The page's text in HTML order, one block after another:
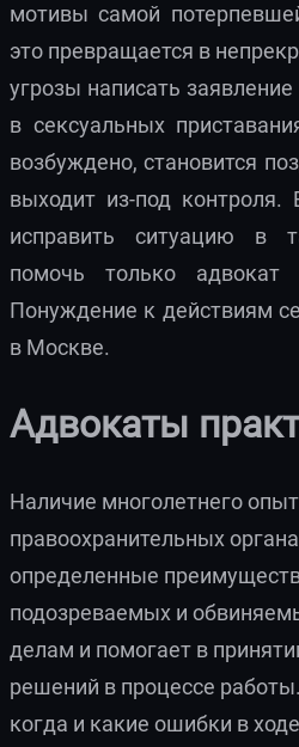
мотивы самой
это превращается в
угрозы написать
в сексуальных
возбуждено, становится
выходит из-под контроля.
исправить ситуацию в
помочь только
Понуждение к действиям
в Москве.
Адвокаты
Наличие многолетнего
правоохранительных
определенные
подозреваемых и
делам и помогает в
решений в процессе
когда и какие ошибки в